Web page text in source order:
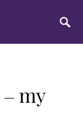
my